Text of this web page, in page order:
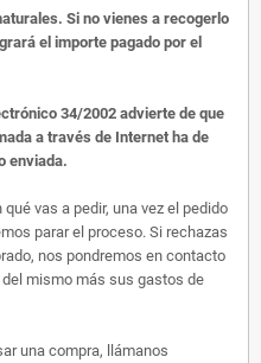
Si no vienes a recogerlo
el importe pagado por el
34/2002 advierte de que
a través de Internet ha de
enviada.
vas a pedir, una vez el pedido
parar el proceso. Si rechazas
nos pondremos en contacto
mismo más sus gastos de
una compra, llámanos